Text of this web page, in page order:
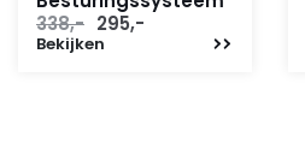
338,- Oorspronkelijke
prijs
295,-
Bekijken